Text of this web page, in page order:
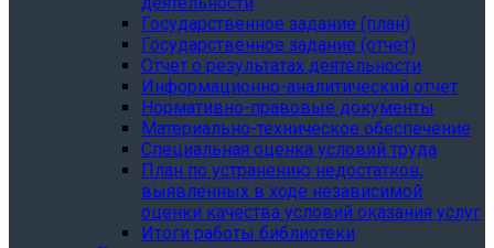
Государственное задание (план)
Государственное задание (отчет)
Отчет о результатах деятельности
Информационно-аналитический отчет
Нормативно-правовые документы
Материально-техническое обеспечение
Специальная оценка условий труда
План по устранению недостатков,
выявленных в ходе независимой
оценки качества условий оказания услуг
Итоги работы библиотеки